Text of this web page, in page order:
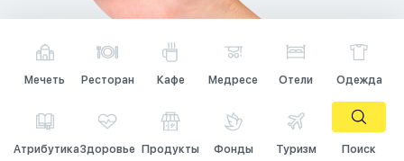
Мечеть Ресторан Кафе Медресе Отели Одежда
АтрибутикаЗдоровье Продукты Фонды Туризм Поиск